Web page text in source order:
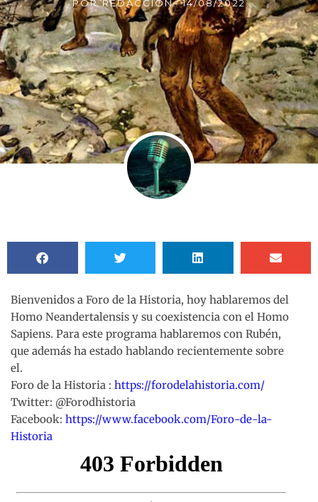
PORREDACCIÓN- 14/08/2022
Bienvenidos a Foro de la Historia, hoy hablaremos del
Homo Neandertalensis y su coexistencia con el Homo
Sapiens. Para este programa hablaremos con Rubén,
que además ha estado hablando recientemente sobre
el.
Foro de la Historia : https://forodelahistoria.com/
Twitter: @Forodhistoria
Facebook: https://www.facebook.com/Foro-de-la-
Historia